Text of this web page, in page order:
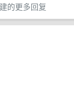
的更多回复